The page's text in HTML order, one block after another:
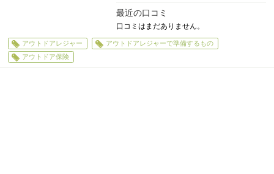
最近の口コミ
口コミはまだありません。
アウトドアレジャー
アウトドアレジャーで準備するもの
アウトドア保険